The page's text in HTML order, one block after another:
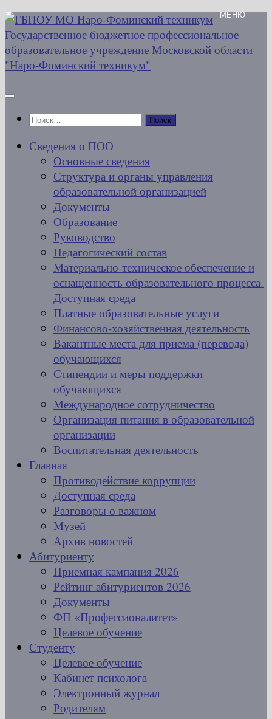
Перейти
к
содержимому
Найти:
Сведения о ПОО
Основные сведения
Структура и органы управления
образовательной организацией
Документы
Образование
Руководство
Педагогический состав
Материально-техническое обеспечение и
оснащенность образовательного процесса.
Доступная среда
Платные образовательные услуги
Финансово-хозяйственная деятельность
Вакантные места для приема (перевода)
обучающихся
Стипендии и меры поддержки
обучающихся
Международное сотрудничество
Организация питания в образовательной
организации
Воспитательная деятельность
Главная
Противодействие коррупции
Доступная среда
Разговоры о важном
Музей
Архив новостей
Абитуриенту
Приемная кампания 2026
Рейтинг абитуриентов 2026
Документы
ФП «Профессионалитет»
Целевое обучение
Студенту
Целевое обучение
Кабинет психолога
Электронный журнал
Родителям